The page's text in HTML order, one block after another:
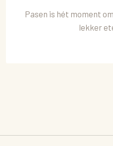
Pasen is hét moment
lekker